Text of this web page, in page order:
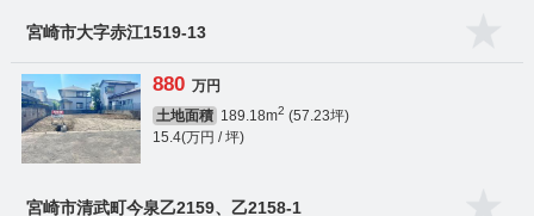
宮崎市大字赤江1519-13
880 万円
土地面積 189.18m2 (57.23坪)
15.4(万円 / 坪)
宮崎市清武町今泉乙2159、乙2158-1